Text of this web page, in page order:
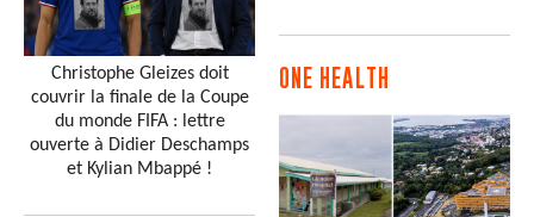
Christophe Gleizes doit
couvrir la finale de la Coupe
du monde FIFA : lettre
ouverte à Didier Deschamps
et Kylian Mbappé !
ONE HEALTH